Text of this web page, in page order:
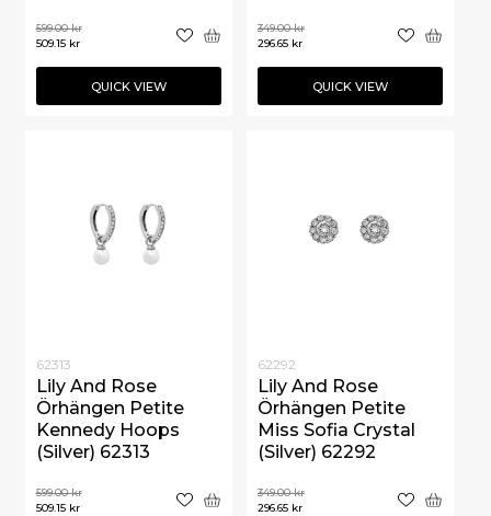
599.00kr
509.15 kr
QUICK VIEW
349.00kr
296.65 kr
QUICK VIEW
62313
Lily And Rose
Örhängen Petite
Kennedy Hoops
(Silver) 62313
599.00kr
509.15 kr
62292
Lily And Rose
Örhängen Petite
Miss Sofia Crystal
(Silver) 62292
349.00kr
296.65 kr